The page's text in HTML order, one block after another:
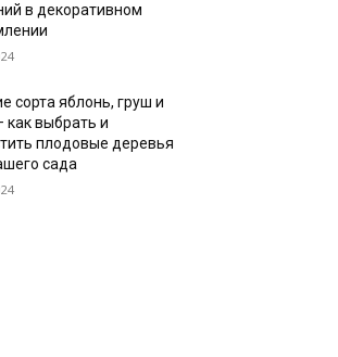
в декоративном
сорта яблонь, груш и
как выбрать и
плодовые деревья
сада